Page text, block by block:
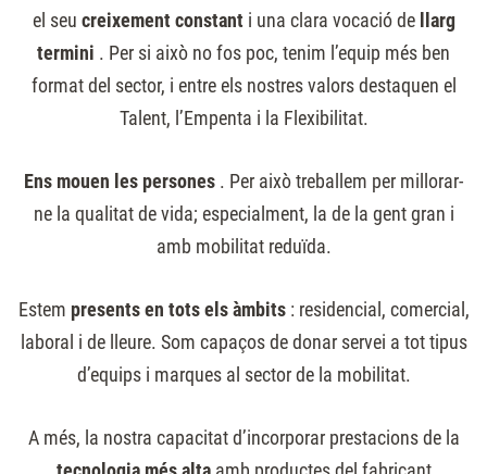
Premsa
Premsa
el seu creixement constanti una clara vocació de
llarg
termini . Per si això no fos poc, tenim l’equip més ben
format del sector, i entre els nostres valors destaquen el
Talent, l’Empenta i la Flexibilitat.
Ens mouen les persones . Per això treballem per millorar-
ne la qualitat de vida; especialment, la de la gent gran i
amb mobilitat reduïda.
Estem presents en tots els àmbits: residencial, comercial,
laboral i de lleure. Som capaços de donar servei a tot tipus
d’equips i marques al sector de la mobilitat.
A més, la nostra capacitat d’incorporar prestacions de la